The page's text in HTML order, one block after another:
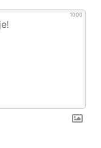
1000